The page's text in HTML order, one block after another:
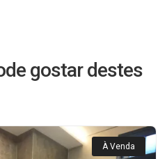
gostar destes
À Venda